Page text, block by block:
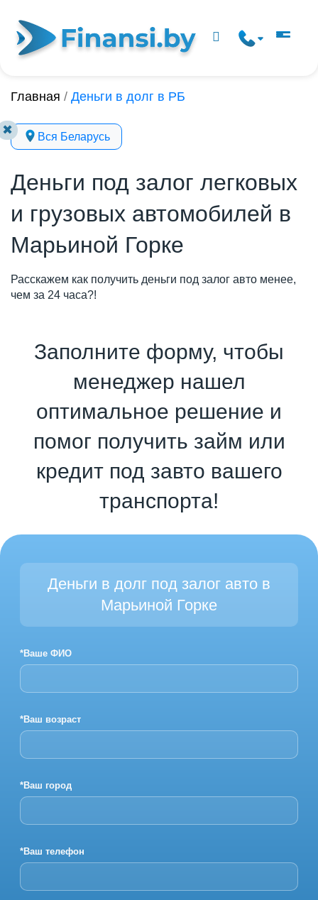
✖
Главная / Деньги в долг в РБ
Вся Беларусь
Деньги под залог легковых
и грузовых автомобилей в
Марьиной Горке
Расскажем как получить деньги под залог авто менее,
чем за 24 часа?!
Заполните форму, чтобы
менеджер нашел
оптимальное решение и
помог получить займ или
кредит под завто вашего
транспорта!
Деньги в долг под залог авто в
Марьиной Горке
*Ваше ФИО
*Ваш возраст
*Ваш город
*Ваш телефон